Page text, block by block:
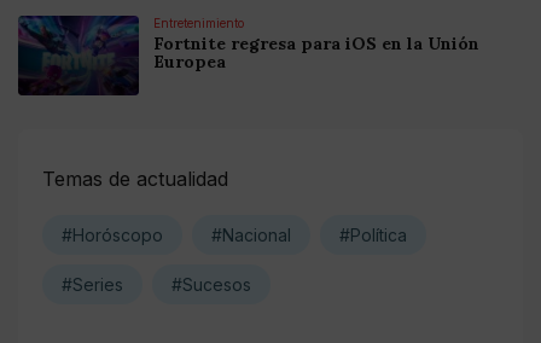
Entretenimiento
Fortnite regresa para iOS en la Unión
Europea
Temas de actualidad
#Horóscopo #Nacional #Política
#Series #Sucesos